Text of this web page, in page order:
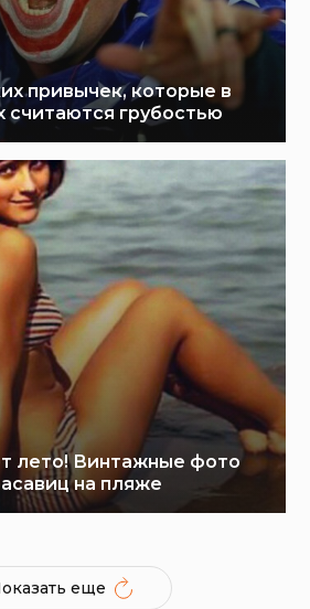
привычек, которые в
считаются грубостью
лето! Винтажные фото
на пляже
еще